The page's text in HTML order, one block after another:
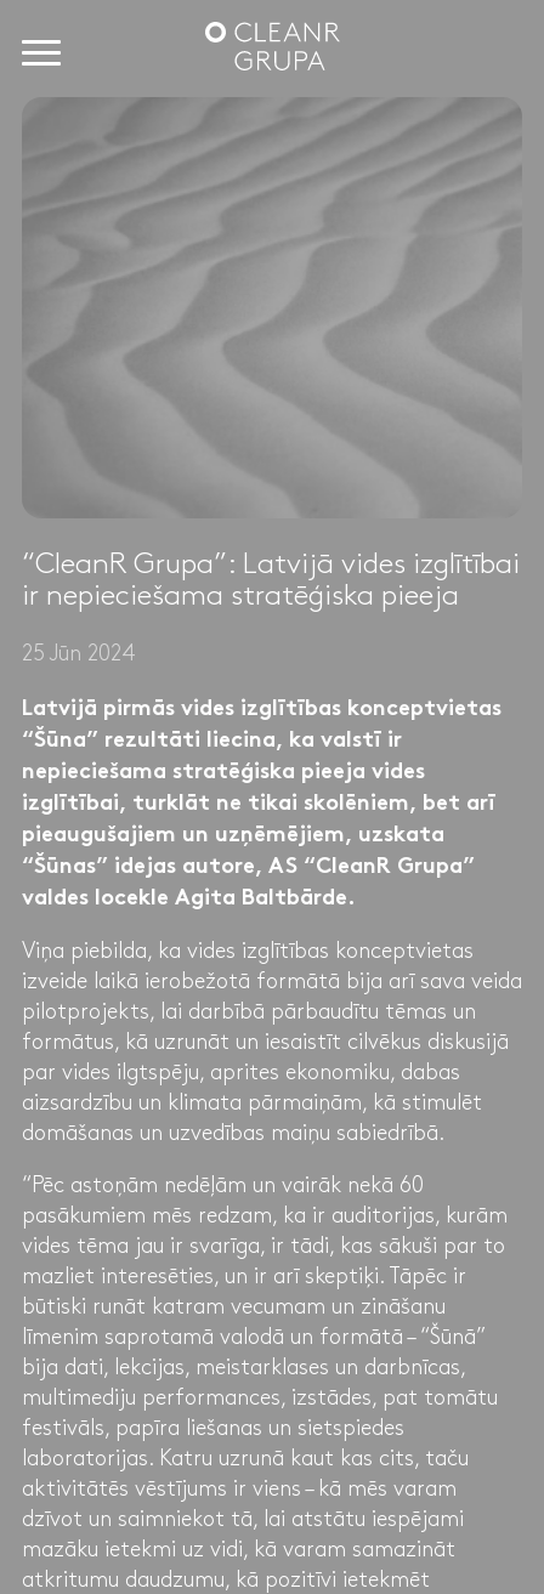
“CleanR Grupa”: Latvijā vides izglītībai
ir nepieciešama stratēģiska pieeja
25 Jūn 2024
Latvijā pirmās vides izglītības konceptvietas
“Šūna” rezultāti liecina, ka valstī ir
nepieciešama stratēģiska pieeja vides
izglītībai, turklāt ne tikai skolēniem, bet arī
pieaugušajiem un uzņēmējiem, uzskata
“Šūnas” idejas autore, AS “CleanR Grupa”
valdes locekle Agita Baltbārde.
Viņa piebilda, ka vides izglītības konceptvietas
izveide laikā ierobežotā formātā bija arī sava veida
pilotprojekts, lai darbībā pārbaudītu tēmas un
formātus, kā uzrunāt un iesaistīt cilvēkus diskusijā
par vides ilgtspēju, aprites ekonomiku, dabas
aizsardzību un klimata pārmaiņām, kā stimulēt
domāšanas un uzvedības maiņu sabiedrībā.
“Pēc astoņām nedēļām un vairāk nekā 60
pasākumiem mēs redzam, ka ir auditorijas, kurām
vides tēma jau ir svarīga, ir tādi, kas sākuši par to
mazliet interesēties, un ir arī skeptiķi. Tāpēc ir
būtiski runāt katram vecumam un zināšanu
līmenim saprotamā valodā un formātā – “Šūnā”
bija dati, lekcijas, meistarklases un darbnīcas,
multimediju performances, izstādes, pat tomātu
festivāls, papīra liešanas un sietspiedes
laboratorijas. Katru uzrunā kaut kas cits, taču
aktivitātēs vēstījums ir viens – kā mēs varam
dzīvot un saimniekot tā, lai atstātu iespējami
mazāku ietekmi uz vidi, kā varam samazināt
atkritumu daudzumu, kā pozitīvi ietekmēt